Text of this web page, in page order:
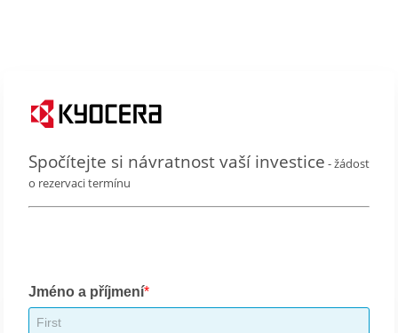
Spočítejte si návratnost vaší investice - žádost
o rezervaci termínu
Jméno a příjmení